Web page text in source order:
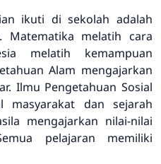
ikuti di sekolah adalah
Matematika melatih cara
melatih kemampuan
Alam mengajarkan
Ilmu Pengetahuan Sosial
masyarakat dan sejarah
mengajarkan nilai-nilai
pelajaran memiliki